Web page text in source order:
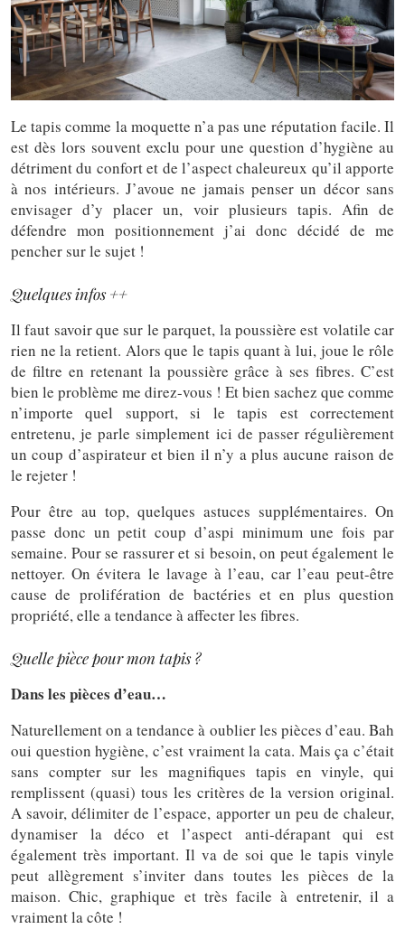
Le tapis comme la moquette n’a pas une réputation facile. Il
est dès lors souvent exclu pour une question d’hygiène au
détriment du confort et de l’aspect chaleureux qu’il apporte
à nos intérieurs. J’avoue ne jamais penser un décor sans
envisager d’y placer un, voir plusieurs tapis. Afin de
défendre mon positionnement j’ai donc décidé de me
pencher sur le sujet !
Quelques infos ++
Il faut savoir que sur le parquet, la poussière est volatile car
rien ne la retient. Alors que le tapis quant à lui, joue le rôle
de filtre en retenant la poussière grâce à ses fibres. C’est
bien le problème me direz-vous ! Et bien sachez que comme
n’importe quel support, si le tapis est correctement
entretenu, je parle simplement ici de passer régulièrement
un coup d’aspirateur et bien il n’y a plus aucune raison de
le rejeter !
Pour être au top, quelques astuces supplémentaires. On
passe donc un petit coup d’aspi minimum une fois par
semaine. Pour se rassurer et si besoin, on peut également le
nettoyer. On évitera le lavage à l’eau, car l’eau peut-être
cause de prolifération de bactéries et en plus question
propriété, elle a tendance à affecter les fibres.
Quelle pièce pour mon tapis ?
Dans les pièces d’eau…
Naturellement on a tendance à oublier les pièces d’eau. Bah
oui question hygiène, c’est vraiment la cata. Mais ça c’était
sans compter sur les magnifiques tapis en vinyle, qui
remplissent (quasi) tous les critères de la version original.
A savoir, délimiter de l’espace, apporter un peu de chaleur,
dynamiser la déco et l’aspect anti-dérapant qui est
également très important. Il va de soi que le tapis vinyle
peut allègrement s’inviter dans toutes les pièces de la
maison. Chic, graphique et très facile à entretenir, il a
vraiment la côte !